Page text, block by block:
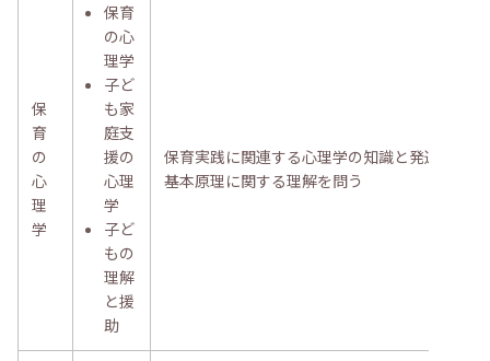
保
育
の
心
理
学
保育
の心
理学
子ど
も家
庭支
援の
心理
学
子ど
もの
理解
と援
助
保育実践に関連する心理学の知識と発達の
基本原理に関する理解を問う